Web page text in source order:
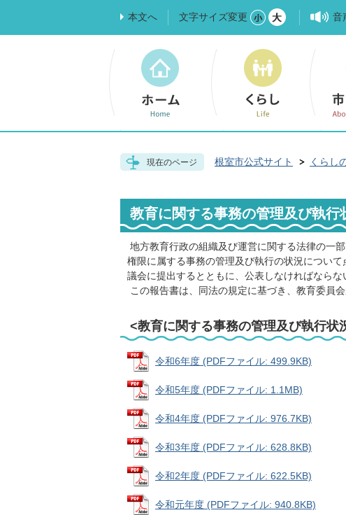
本文へ 文字サイズ変更 音
現在のページ 根室市公式サイト くらし
教育に関する事務の管理及び執
地方教育行政の組織及び運営に関する法律の一
権限に属する事務の管理及び執行の状況につい
議会に提出するとともに、公表しなければならな
この報告書は、同法の規定に基づき、教育委員
<教育に関する事務の管理及び執行状
令和6年度 (PDFファイル: 499.9KB)
令和5年度 (PDFファイル: 1.1MB)
令和4年度 (PDFファイル: 976.7KB)
令和3年度 (PDFファイル: 628.8KB)
令和2年度 (PDFファイル: 622.5KB)
令和元年度 (PDFファイル: 940.8KB)